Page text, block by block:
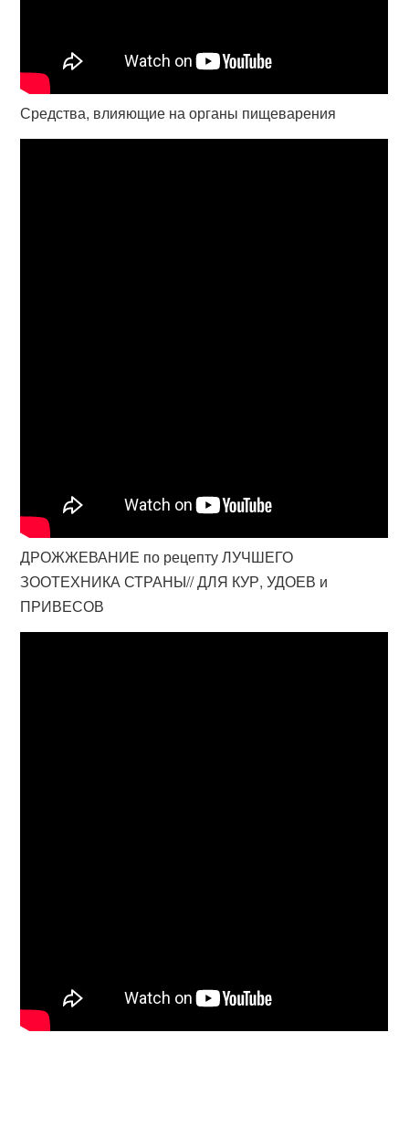
Средства, влияющие на органы пищеварения
ДРОЖЖЕВАНИЕ по рецепту ЛУЧШЕГО
ЗООТЕХНИКА СТРАНЫ// ДЛЯ КУР, УДОЕВ и
ПРИВЕСОВ